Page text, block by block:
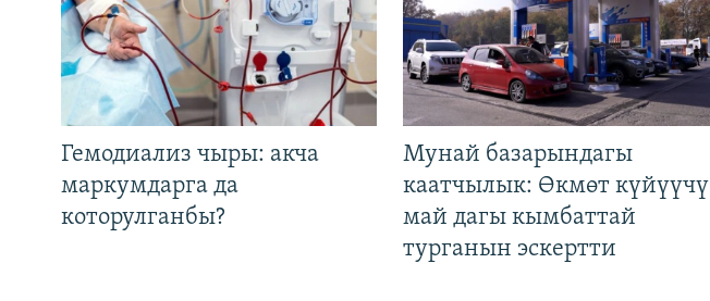
Гемодиализ чыры: акча
маркумдарга да
которулганбы?
Мунай базарындагы
каатчылык: Өкмөт күйүүчү
май дагы кымбаттай
турганын эскертти